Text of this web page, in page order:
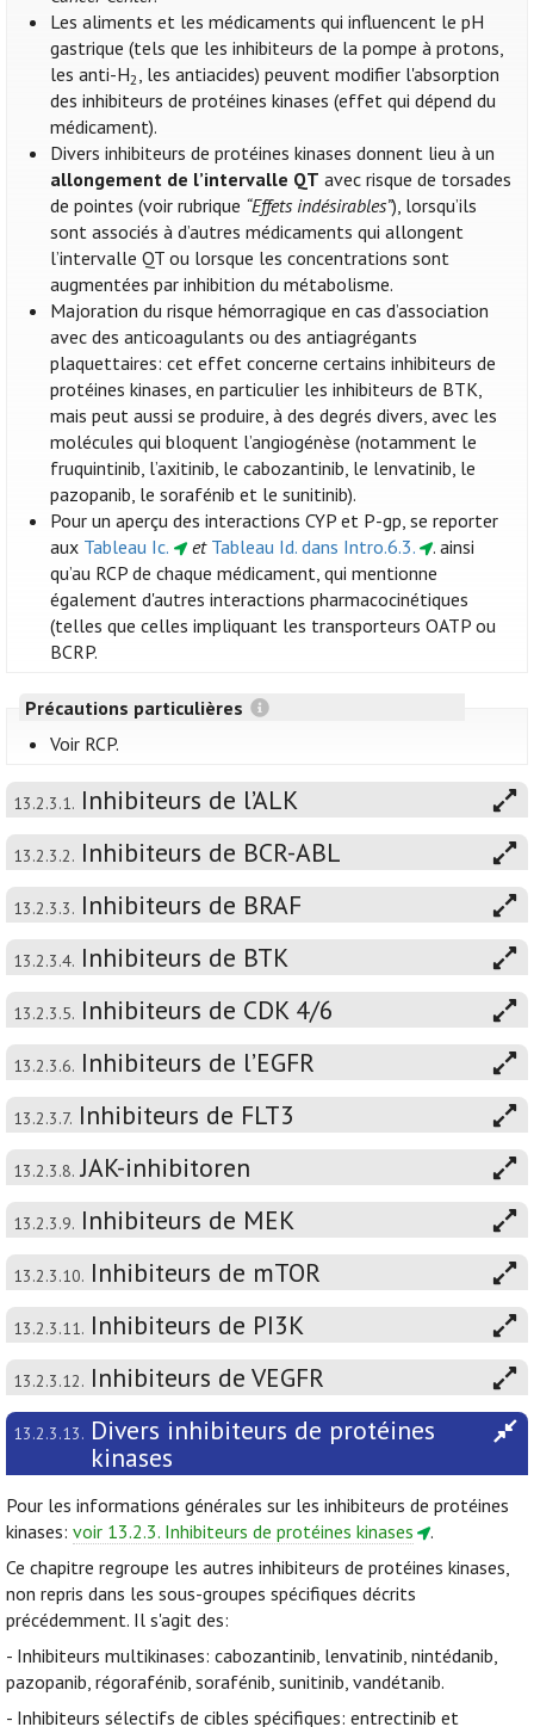
Les aliments et les médicaments qui influencent le pH
gastrique (tels que les inhibiteurs de la pompe à protons,
les anti-H2, les antiacides) peuvent modifier l'absorption
des inhibiteurs de protéines kinases (effet qui dépend du
médicament).
Divers inhibiteurs de protéines kinases donnent lieu à un
allongement de l’intervalle QT avec risque de torsades
de pointes (voir rubrique “Effets indésirables”), lorsqu’ils
sont associés à d’autres médicaments qui allongent
l’intervalle QT ou lorsque les concentrations sont
augmentées par inhibition du métabolisme.
Majoration du risque hémorragique en cas d’association
avec des anticoagulants ou des antiagrégants
plaquettaires: cet effet concerne certains inhibiteurs de
protéines kinases, en particulier les inhibiteurs de BTK,
mais peut aussi se produire, à des degrés divers, avec les
molécules qui bloquent l’angiogénèse (notamment le
fruquintinib, l’axitinib, le cabozantinib, le lenvatinib, le
pazopanib, le sorafénib et le sunitinib).
Pour un aperçu des interactions CYP et P-gp, se reporter
aux Tableau Ic. et Tableau Id. dans Intro.6.3.
. ainsi
qu’au RCP de chaque médicament, qui mentionne
également d'autres interactions pharmacocinétiques
(telles que celles impliquant les transporteurs OATP ou
BCRP.
Précautions particulières
Voir RCP.
13.2.3.1. Inhibiteurs de l’ALK
13.2.3.2. Inhibiteurs de BCR-ABL
13.2.3.3. Inhibiteurs de BRAF
13.2.3.4. Inhibiteurs de BTK
13.2.3.5. Inhibiteurs de CDK 4/6
13.2.3.6. Inhibiteurs de l’EGFR
13.2.3.7. Inhibiteurs de FLT3
13.2.3.8. JAK-inhibitoren
13.2.3.9. Inhibiteurs de MEK
13.2.3.10. Inhibiteurs de mTOR
13.2.3.11. Inhibiteurs de PI3K
13.2.3.12. Inhibiteurs de VEGFR
13.2.3.13. Divers inhibiteurs de protéines
kinases
Pour les informations générales sur les inhibiteurs de protéines
kinases: voir 13.2.3. Inhibiteurs de protéines kinases
.
Ce chapitre regroupe les autres inhibiteurs de protéines kinases,
non repris dans les sous-groupes spécifiques décrits
précédemment. Il s'agit des:
- Inhibiteurs multikinases: cabozantinib, lenvatinib, nintédanib,
pazopanib, régorafénib, sorafénib, sunitinib, vandétanib.
- Inhibiteurs sélectifs de cibles spécifiques: entrectinib et